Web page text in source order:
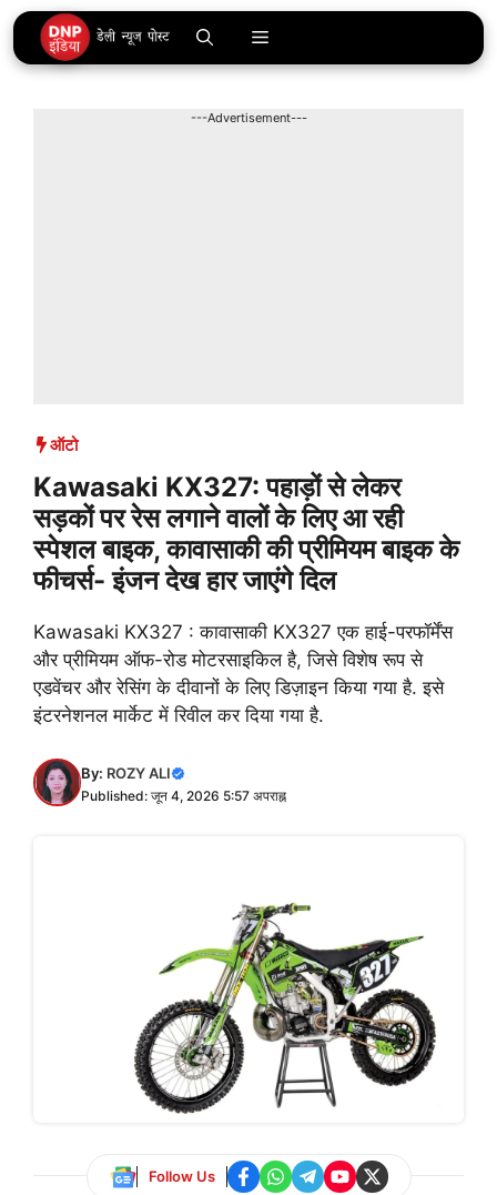
Skip
to
content
Menu
---Advertisement---
ऑटो
Kawasaki KX327: पहाड़ों से लेकर
सड़कों पर रेस लगाने वालों के लिए आ रही
स्पेशल बाइक, कावासाकी की प्रीमियम बाइक के
फीचर्स- इंजन देख हार जाएंगे दिल
Kawasaki KX327 : कावासाकी KX327 एक हाई-परफॉर्मेंस
और प्रीमियम ऑफ-रोड मोटरसाइकिल है, जिसे विशेष रूप से
एडवेंचर और रेसिंग के दीवानों के लिए डिज़ाइन किया गया है. इसे
इंटरनेशनल मार्केट में रिवील कर दिया गया है.
By: ROZY ALI
Published: जून 4, 2026 5:57 अपराह्न
Follow Us